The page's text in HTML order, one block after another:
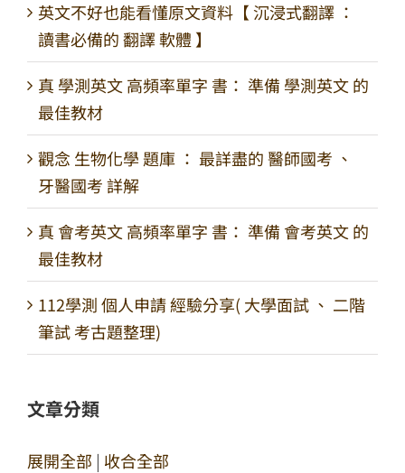
英文不好也能看懂原文資料【 沉浸式翻譯 ：
讀書必備的 翻譯 軟體 】
真 學測英文 高頻率單字 書： 準備 學測英文 的
最佳教材
觀念 生物化學 題庫 ： 最詳盡的 醫師國考 、
牙醫國考 詳解
真 會考英文 高頻率單字 書： 準備 會考英文 的
最佳教材
112學測 個人申請 經驗分享( 大學面試 、 二階
筆試 考古題整理)
文章分類
展開全部 | 收合全部